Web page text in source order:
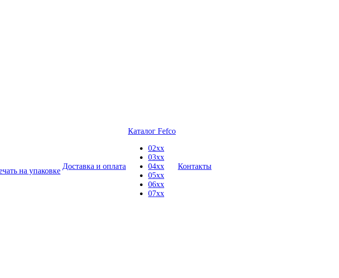
на упаковке
Доставка и оплата
Каталог Fefco
02xx
03xx
04xx
05xx
06xx
07xx
Контакты